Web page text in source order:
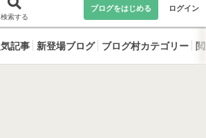
検索する
ブログをはじめる ログイン
記事 新登場ブログ ブログ村カテゴリー